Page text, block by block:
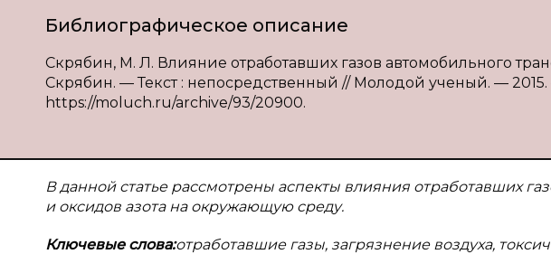
Библиографическое описание
Скрябин, М. Л. Влияние отработавших газов автомобильного
Скрябин. — Текст : непосредственный // Молодой ученый. — 2015.
https://moluch.ru/archive/93/20900.
В данной статье рассмотрены аспекты влияния отработавших
и оксидов азота на окружающую среду.
Ключевые слова:отработавшие газы, загрязнение воздуха,